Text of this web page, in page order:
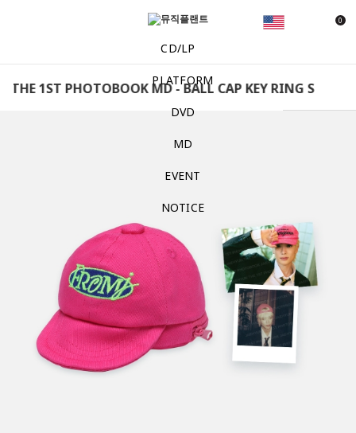
0
CD/LP
PLATFORM
DVD
MD
EVENT
NOTICE
1ST PHOTOBOOK MD - BALL CAP KEY RING SET